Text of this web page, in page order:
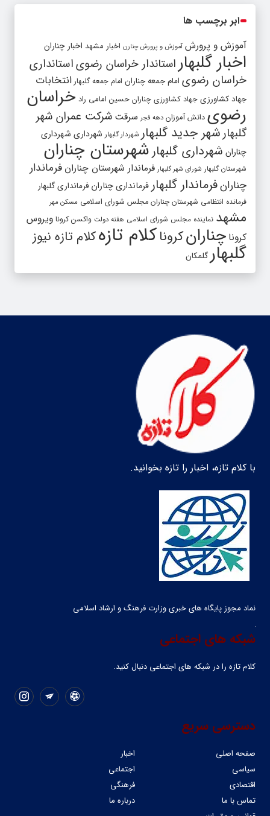
ابر برچسب ها
آموزش و پرورش آموزش و پرورش چنارن اخبار مشهد اخبار چناران
اخبار گلبهاراستاندار خراسان رضویاستانداری
خراسان رضوی امام جمعه چناران امام جمعه گلبهار انتخابات
جهاد کشاورزی جهاد کشاورزی چناران حسین امامی راد خراسان
رضوی دانش آموزان دهه فجر سرقت شرکت عمران شهر
گلبهارشهر جدید گلبهار شهردار گلبهار شهرداری شهرداری
چناران شهرداری گلبهارشهرستان چناران
شهرستان گلبهار شورای شهر گلبهار فرماندار شهرستان چناران فرماندار
چنارانفرماندار گلبهارفرمانداری چناران فرمانداری گلبهار
فرمانده انتظامی شهرستان چناران مجلس شورای اسلامی مسکن مهر
مشهد نماینده مجلس شورای اسلامی هفته دولت واکسن کرونا ویروس
کرونا چنارانکروناکلام تازهکلام تازه نیوز
گلبهارگلمکان
با کلام تازه، اخبار را تازه بخوانید.
نماد مجوز پایگاه های خبری وزارت فرهنگ و ارشاد اسلامی
شبکه های اجتماعی
کلام تازه را در شبکه ‌های اجتماعی دنبال کنید.
دسترسی سریع
صفحه اصلی
اخبار
سیاسی
اجتماعی
اقتصادی
فرهنگی
تماس با ما
درباره ما